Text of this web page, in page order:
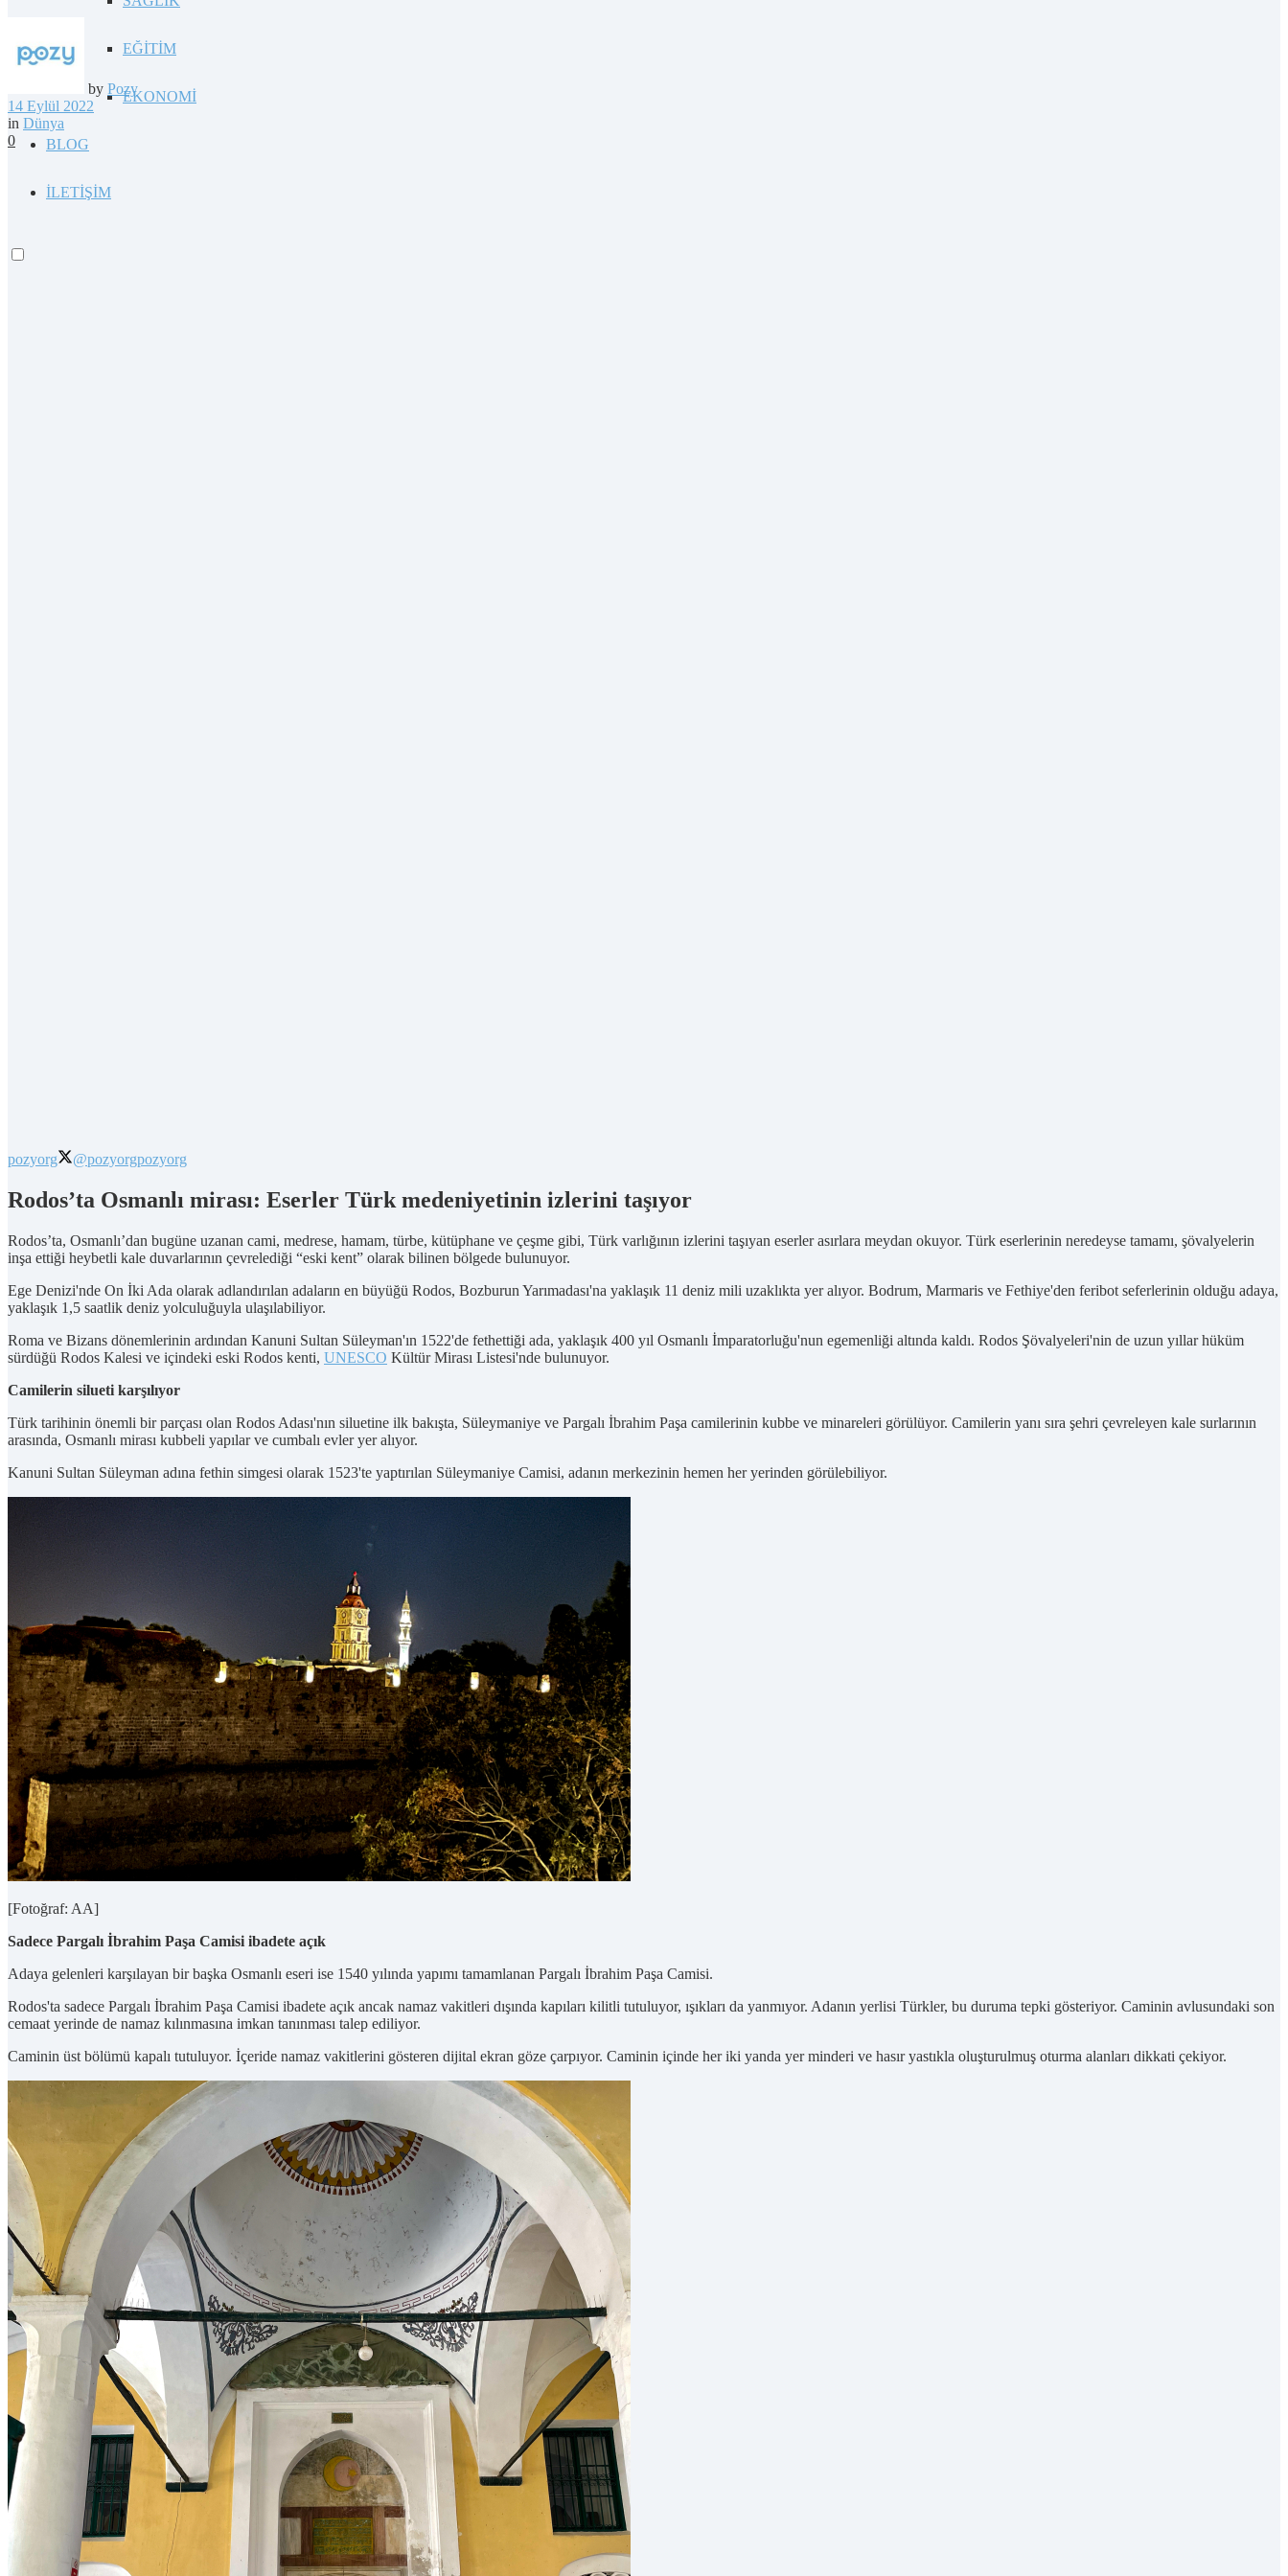
EĞİTİM
EKONOMİ
BLOG
İLETİŞİM
by Pozy
14 Eylül 2022
in Dünya
0
pozyorg @pozyorgpozyorg
Rodos’ta Osmanlı mirası: Eserler Türk medeniyetinin izlerini taşıyor
Rodos’ta, Osmanlı’dan bugüne uzanan cami, medrese, hamam, türbe, kütüphane ve çeşme gibi, Türk varlığının izlerini taşıyan eserler asırlara meydan okuyor. Türk eserlerinin neredeyse tamamı, şövalyelerin
inşa ettiği heybetli kale duvarlarının çevrelediği “eski kent” olarak bilinen bölgede bulunuyor.
Ege Denizi'nde On İki Ada olarak adlandırılan adaların en büyüğü Rodos, Bozburun Yarımadası'na yaklaşık 11 deniz mili uzaklıkta yer alıyor. Bodrum, Marmaris ve Fethiye'den feribot seferlerinin olduğu adaya,
yaklaşık 1,5 saatlik deniz yolculuğuyla ulaşılabiliyor.
Roma ve Bizans dönemlerinin ardından Kanuni Sultan Süleyman'ın 1522'de fethettiği ada, yaklaşık 400 yıl Osmanlı İmparatorluğu'nun egemenliği altında kaldı. Rodos Şövalyeleri'nin de uzun yıllar hüküm
sürdüğü Rodos Kalesi ve içindeki eski Rodos kenti, UNESCO Kültür Mirası Listesi'nde bulunuyor.
Camilerin silueti karşılıyor
Türk tarihinin önemli bir parçası olan Rodos Adası'nın siluetine ilk bakışta, Süleymaniye ve Pargalı İbrahim Paşa camilerinin kubbe ve minareleri görülüyor. Camilerin yanı sıra şehri çevreleyen kale surlarının
arasında, Osmanlı mirası kubbeli yapılar ve cumbalı evler yer alıyor.
Kanuni Sultan Süleyman adına fethin simgesi olarak 1523'te yaptırılan Süleymaniye Camisi, adanın merkezinin hemen her yerinden görülebiliyor.
[Fotoğraf: AA]
Sadece Pargalı İbrahim Paşa Camisi ibadete açık
Adaya gelenleri karşılayan bir başka Osmanlı eseri ise 1540 yılında yapımı tamamlanan Pargalı İbrahim Paşa Camisi.
Rodos'ta sadece Pargalı İbrahim Paşa Camisi ibadete açık ancak namaz vakitleri dışında kapıları kilitli tutuluyor, ışıkları da yanmıyor. Adanın yerlisi Türkler, bu duruma tepki gösteriyor. Caminin avlusundaki son
cemaat yerinde de namaz kılınmasına imkan tanınması talep ediliyor.
Caminin üst bölümü kapalı tutuluyor. İçeride namaz vakitlerini gösteren dijital ekran göze çarpıyor. Caminin içinde her iki yanda yer minderi ve hasır yastıkla oluşturulmuş oturma alanları dikkati çekiyor.